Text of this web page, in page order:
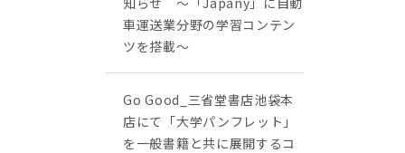
車運送業分野の学習コンテン
ツを搭載～
Go Good_三省堂書店池袋本
店にて「大学パンフレット」
を一般書籍と共に展開するコ